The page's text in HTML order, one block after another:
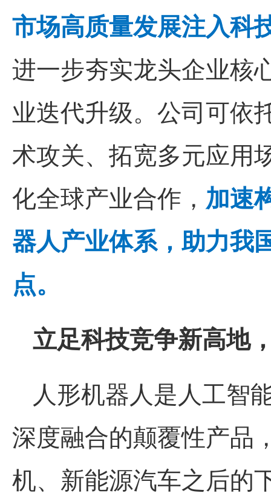
市场高质量发展注入科
进一步夯实龙头企业核
业迭代升级。公司可依
术攻关、拓宽多元应用
化全球产业合作， 加速
器人产业体系，助力我
点。
立足科技竞争新高地
人形机器人是人工智
深度融合的颠覆性产品
机、新能源汽车之后的